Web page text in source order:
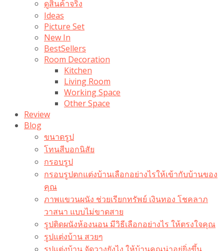
ดูสินค้าจริง
Ideas
Picture Set
New In
BestSellers
Room Decoration
Kitchen
Living Room
Working Space
Other Space
Review
Blog
ขนาดรูป
โทนสีบอกนิสัย
กรอบรูป
กรอบรูปตกแต่งบ้านเลือกอย่างไรให้เข้ากับบ้านของ
คุณ
ภาพแขวนผนัง ช่วยเรียกทรัพย์ เงินทอง โชคลาภ
วาสนา แบบไม่ขาดสาย
รูปติดผนังห้องนอน มีวิธีเลือกอย่างไร ให้ตรงใจคุณ
รูปแต่งบ้าน สวยๆ
รูปแต่งบ้าน จัดวางยังไง ให้บ้านคุณน่าอยู่ยิ่งขึ้น